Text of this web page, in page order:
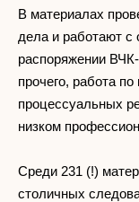
В материалах
дела и работают
распоряжении
прочего, работа
процессуальных
низком
Среди 231 (!)
столичных